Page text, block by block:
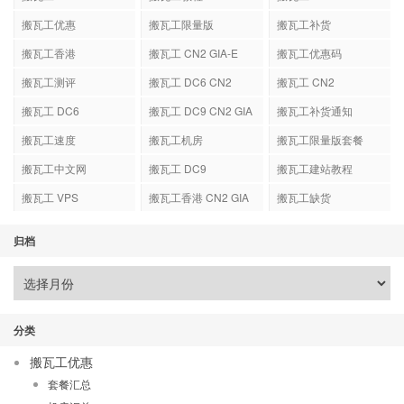
搬瓦工优惠
搬瓦工限量版
搬瓦工补货
搬瓦工香港
搬瓦工 CN2 GIA-E
搬瓦工优惠码
搬瓦工测评
搬瓦工 DC6 CN2
搬瓦工 CN2
搬瓦工 DC6
搬瓦工 DC9 CN2 GIA
搬瓦工补货通知
搬瓦工速度
搬瓦工机房
搬瓦工限量版套餐
搬瓦工中文网
搬瓦工 DC9
搬瓦工建站教程
搬瓦工 VPS
搬瓦工香港 CN2 GIA 搬瓦工缺货
归档
分类
搬瓦工优惠
套餐汇总